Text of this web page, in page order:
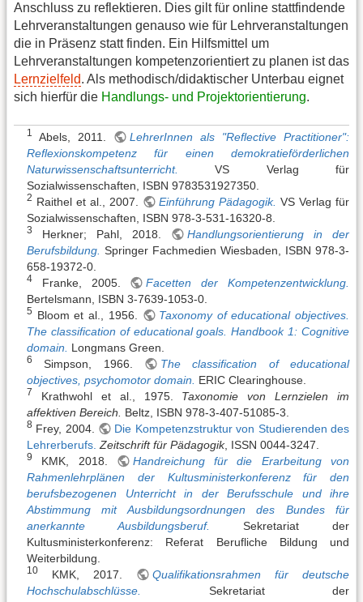
Anschluss zu reflektieren. Dies gilt für online stattfindende
Lehrveranstaltungen genauso wie für Lehrveranstaltungen
die in Präsenz statt finden. Ein Hilfsmittel um
Lehrveranstaltungen kompetenzorientiert zu planen ist das
Lernzielfeld. Als methodisch/didaktischer Unterbau eignet
sich hierfür die Handlungs- und Projektorientierung.
1 Abels, 2011.
LehrerInnen als "Reflective Practitioner":
Reflexionskompetenz für einen demokratieförderlichen
Naturwissenschaftsunterricht.
VS Verlag für
Sozialwissenschaften, ISBN 9783531927350.
2 Raithel et al., 2007. Einführung Pädagogik. VS Verlag für
Sozialwissenschaften, ISBN 978-3-531-16320-8.
3 Herkner; Pahl, 2018.
Handlungsorientierung in der
Berufsbildung. Springer Fachmedien Wiesbaden, ISBN 978-3-
658-19372-0.
4 Franke, 2005.
Facetten der Kompetenzentwicklung.
Bertelsmann, ISBN 3-7639-1053-0.
5 Bloom et al., 1956.
Taxonomy of educational objectives.
The classification of educational goals. Handbook 1: Cognitive
domain.
Longmans Green.
6 Simpson, 1966.
The classification of educational
objectives, psychomotor domain.
ERIC Clearinghouse.
7 Krathwohl et al., 1975. Taxonomie von Lernzielen im
affektiven Bereich.
Beltz, ISBN 978-3-407-51085-3.
8 Frey, 2004.
Die Kompetenzstruktur von Studierenden des
Lehrerberufs. Zeitschrift für Pädagogik, ISSN 0044-3247.
9 KMK, 2018.
Handreichung für die Erarbeitung von
Rahmenlehrplänen der Kultusministerkonferenz für den
berufsbezogenen Unterricht in der Berufsschule und ihre
Abstimmung mit Ausbildungsordnungen des Bundes für
anerkannte Ausbildungsberuf.
Sekretariat der
Kultusministerkonferenz: Referat Berufliche Bildung und
Weiterbildung.
10 KMK, 2017.
Qualifikationsrahmen für deutsche
Hochschulabschlüsse.
Sekretariat der